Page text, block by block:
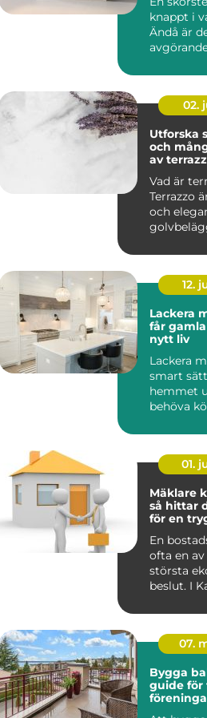
knappt i
Ändå är
värmek...
02.
Utforska
och
av
Vad är
Terrazzo
och
12.
Lackera
får
nytt liv
Lackera
smart
hemmet
behöva
01.
Mäklare
så hittar
för en
En
ofta en
största
beslut. I
dessut...
07.
Bygga
guide för